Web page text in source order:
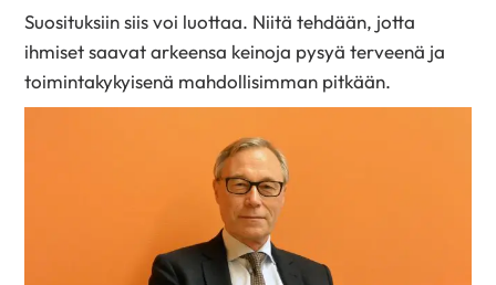
Suosituksiin siis voi luottaa. Niitä tehdään, jotta
ihmiset saavat arkeensa keinoja pysyä terveenä ja
toimintakykyisenä mahdollisimman pitkään.